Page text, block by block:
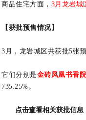
商品住宅方面， 3月龙岩城
【获批预售情况】
3月，龙岩城区共获批5张
它们分别是金砖凤凰书香院
735.25%。
点击查看相关获批信息